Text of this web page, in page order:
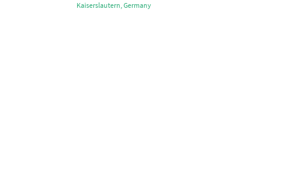
Kaiserslautern, Germany